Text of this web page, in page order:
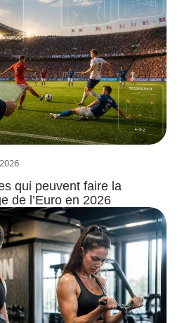
qui peuvent faire la
de l’Euro en 2026